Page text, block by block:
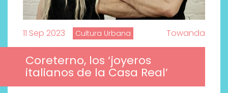
11 Sep 2023 Cultura Urbana Towanda
Coreterno, los ‘joyeros
italianos de la Casa Real’